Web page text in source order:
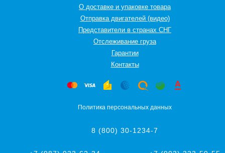
О доставке и упаковке товара
Отправка двигателей (видео)
Представители в странах СНГ
Oтслеживание груза
Гарантии
Контакты
Политика персональных данных
8 (800) 30-1234-7